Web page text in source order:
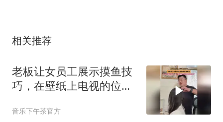
相关推荐
老板让女员工展示摸鱼技
巧，在壁纸上电视的位置
音乐下午茶官方